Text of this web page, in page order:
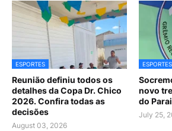
ESPORTES
Reunião definiu todos os
detalhes da Copa Dr. Chico
2026. Confira todas as
decisões
August 03, 2026
ESPORTES
novo
do
July 25,